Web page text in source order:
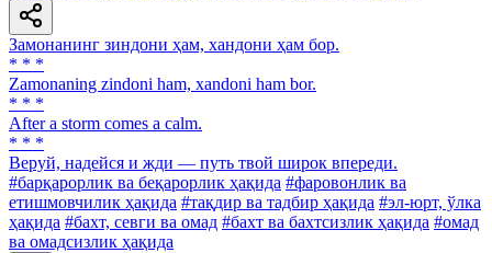
Замонанинг зиндони ҳам, хандони ҳам бор.
* * *
Zamonaning zindoni ham, xandoni ham bor.
* * *
After a storm comes a calm.
* * *
Веруй, надейся и жди — путь твой широк впереди.
#барқарорлик ва беқарорлик ҳақида #фаровонлик ва
етишмовчилик ҳақида #тақдир ва тадбир ҳақида #эл-юрт, ўлка
ҳақида #бахт, севги ва омад #бахт ва бахтсизлик ҳақида #омад
ва омадсизлик ҳақида